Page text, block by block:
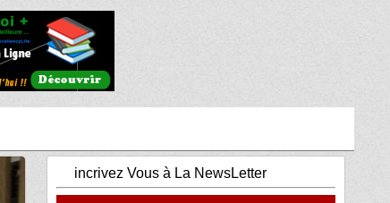
incrivez Vous à La NewsLetter